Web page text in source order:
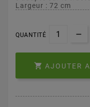
Largeur : 72 cm
QUANTITÉ
 AJOUTER